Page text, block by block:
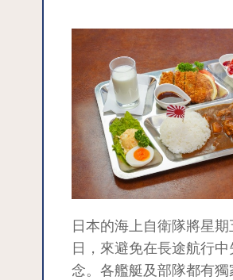
日本的海上自衛隊將星
日，來避免在長途航行
念。各艦艇及部隊都有